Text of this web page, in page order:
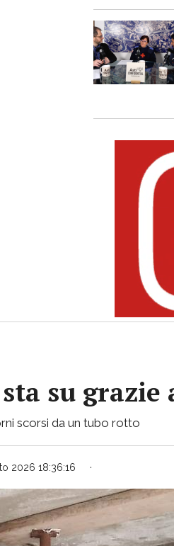
su
scorsi da un tubo rotto
2026 18:36:16